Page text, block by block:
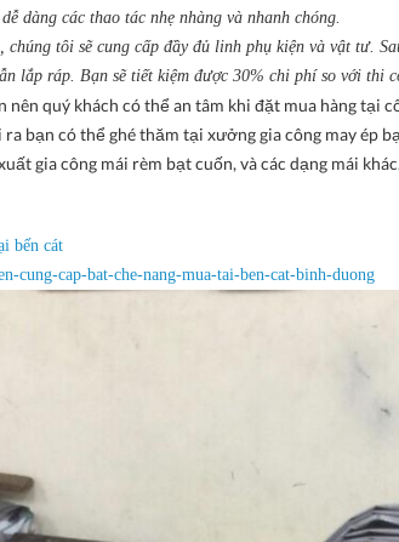
dàng các thao tác nhẹ nhàng và nhanh chóng.
tôi sẽ cung cấp đầy đủ linh phụ kiện và vật tư.
lắp ráp. Bạn sẽ tiết kiệm được 30% chi phí so với thi
quý khách có thể an tâm khi đặt mua hàng tại
bạn có thể ghé thăm tại xưởng gia công may ép
gia công mái rèm bạt cuốn, và các dạng mái khác.
bến cát
cung-cap-bat-che-nang-mua-tai-ben-cat-binh-duong